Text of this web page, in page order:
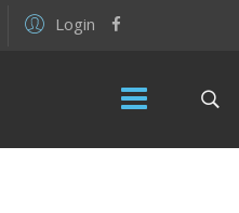
Login